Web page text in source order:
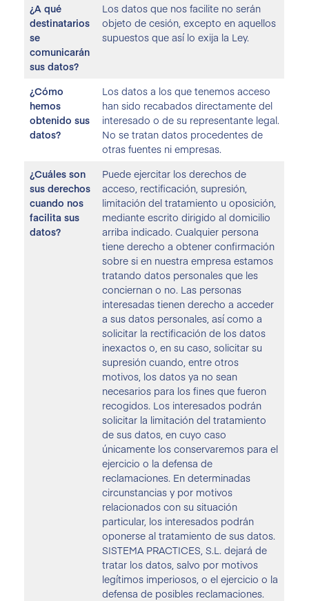
¿A qué
destinatarios
se
comunicarán
sus datos?
Los datos que nos facilite no serán
objeto de cesión, excepto en aquellos
supuestos que así lo exija la Ley.
¿Cómo
hemos
obtenido sus
datos?
Los datos a los que tenemos acceso
han sido recabados directamente del
interesado o de su representante legal.
No se tratan datos procedentes de
otras fuentes ni empresas.
¿Cuáles son
sus derechos
cuando nos
facilita sus
datos?
Puede ejercitar los derechos de
acceso, rectificación, supresión,
limitación del tratamiento u oposición,
mediante escrito dirigido al domicilio
arriba indicado. Cualquier persona
tiene derecho a obtener confirmación
sobre si en nuestra empresa estamos
tratando datos personales que les
conciernan o no. Las personas
interesadas tienen derecho a acceder
a sus datos personales, así como a
solicitar la rectificación de los datos
inexactos o, en su caso, solicitar su
supresión cuando, entre otros
motivos, los datos ya no sean
necesarios para los fines que fueron
recogidos. Los interesados podrán
solicitar la limitación del tratamiento
de sus datos, en cuyo caso
únicamente los conservaremos para el
ejercicio o la defensa de
reclamaciones. En determinadas
circunstancias y por motivos
relacionados con su situación
particular, los interesados podrán
oponerse al tratamiento de sus datos.
SISTEMA PRACTICES, S.L. dejará de
tratar los datos, salvo por motivos
legítimos imperiosos, o el ejercicio o la
defensa de posibles reclamaciones.